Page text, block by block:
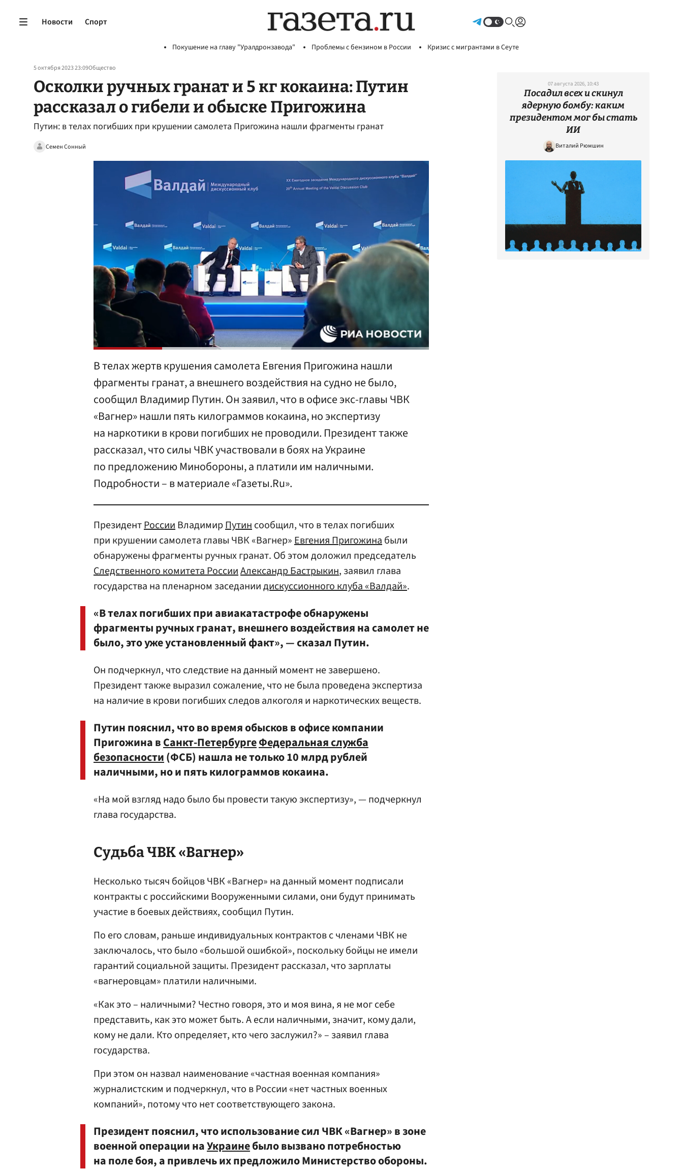
Новости Спорт
Покушение на главу "Уралдронзавода" Проблемы с бензином в России Кризис с мигрантами в Сеуте
5 октября 2023 23:09Общество
Осколки ручных гранат и 5 кг кокаина: Путин
рассказал о гибели и обыске Пригожина
Путин: в телах погибших при крушении самолета Пригожина нашли фрагменты гранат
Семен Сонный
В телах жертв крушения самолета Евгения Пригожина нашли
фрагменты гранат, а внешнего воздействия на судно не было,
сообщил Владимир Путин. Он заявил, что в офисе экс-главы ЧВК
«Вагнер» нашли пять килограммов кокаина, но экспертизу
на наркотики в крови погибших не проводили. Президент также
рассказал, что силы ЧВК участвовали в боях на Украине
по предложению Минобороны, а платили им наличными.
Подробности – в материале «Газеты.Ru».
ПрезидентРоссииВладимирПутинсообщил, что в телах погибших
при крушении самолета главы ЧВК «Вагнер»Евгения Пригожинабыли
обнаружены фрагменты ручных гранат. Об этом доложил председатель
Следственного комитета РоссииАлександр Бастрыкин, заявил глава
государства на пленарном заседаниидискуссионного клуба «Валдай».
«В телах погибших при авиакатастрофе обнаружены
фрагменты ручных гранат, внешнего воздействия на самолет не
было, это уже установленный факт», — сказал Путин.
Он подчеркнул, что следствие на данный момент не завершено.
Президент также выразил сожаление, что не была проведена экспертиза
на наличие в крови погибших следов алкоголя и наркотических веществ.
Путин пояснил, что во время обысков в офисе компании
Пригожина вСанкт-ПетербургеФедеральная служба
безопасности(ФСБ) нашла не только 10 млрд рублей
наличными, но и пять килограммов кокаина.
«На мой взгляд надо было бы провести такую экспертизу», — подчеркнул
глава государства.
Судьба ЧВК «Вагнер»
Несколько тысяч бойцов ЧВК «Вагнер» на данный момент подписали
контракты с российскими Вооруженными силами, они будут принимать
участие в боевых действиях, сообщил Путин.
По его словам, раньше индивидуальных контрактов с членами ЧВК не
заключалось, что было «большой ошибкой», поскольку бойцы не имели
гарантий социальной защиты. Президент рассказал, что зарплаты
«вагнеровцам» платили наличными.
«Как это – наличными? Честно говоря, это и моя вина, я не мог себе
представить, как это может быть. А если наличными, значит, кому дали,
кому не дали. Кто определяет, кто чего заслужил?» – заявил глава
государства.
При этом он назвал наименование «частная военная компания»
журналистским и подчеркнул, что в России «нет частных военных
компаний», потому что нет соответствующего закона.
Президент пояснил, что использование сил ЧВК «Вагнер» в зоне
военной операции наУкраинебыло вызвано потребностью
на поле боя, а привлечь их предложило Министерство обороны.
07 августа 2026, 10:43
Посадил всех и скинул
ядерную бомбу: каким
президентом мог бы стать
ИИ
Виталий Рюмшин